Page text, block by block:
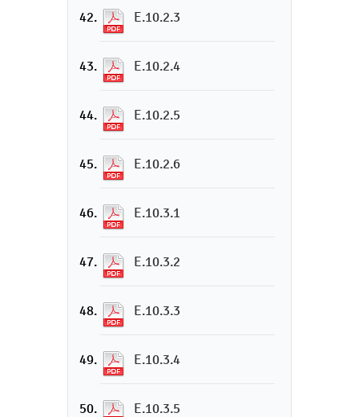
E.10.2.3
E.10.2.4
E.10.2.5
E.10.2.6
E.10.3.1
E.10.3.2
E.10.3.3
E.10.3.4
E.10.3.5